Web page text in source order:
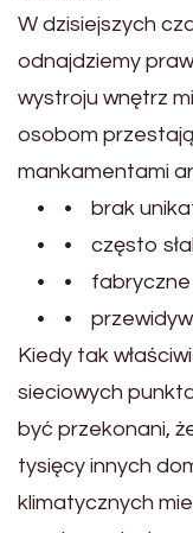
W dzisiejszych
odnajdziemy
wystroju wnętrz
osobom
mankamentami
• • brak
• • często
• • fabryczne
• •
Kiedy tak
sieciowych
być przekonani,
tysięcy innych
klimatycznych